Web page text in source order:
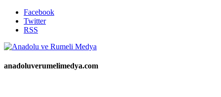
Facebook
Twitter
RSS
anadoluverumelimedya.com